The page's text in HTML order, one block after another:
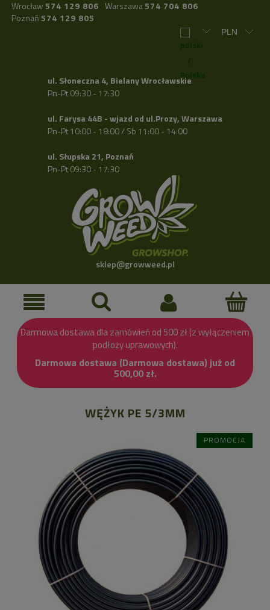
Wrocław 574 129 806 Warszawa574 704 806
Poznań 574 129 805
ul. Słoneczna 4, Bielany Wrocławskie
Pn-Pt 09:30 - 17:30
ul. Farysa 44B - wjazd od ul.Prozy, Warszawa
Pn-Pt 10:00 - 18:00 / Sb 11:00 - 14:00
ul. Słupska 21, Poznań
Pn-Pt 09:30 - 17:30
sklep@growweed.pl
Darmowa dostawa dla zamówień od 500 zł (z wyłączeniem
podłoży uprawowych).
Darmowa dostawa (Darmowa dostawa) już od
500,00 zł.
WĘŻYK PE 5/3MM
PROMOCJA